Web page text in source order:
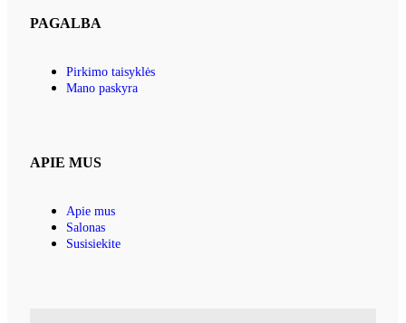
PAGALBA
Pirkimo taisyklės
Mano paskyra
APIE MUS
Apie mus
Salonas
Susisiekite